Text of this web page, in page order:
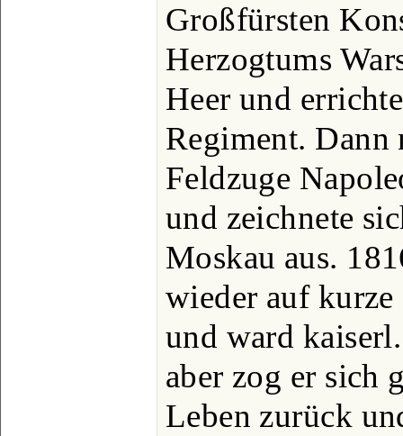
Großfürsten
Herzogtums
Heer und
Regiment. Dann
Feldzuge
und zeichnete
Moskau aus.
wieder auf
und ward
aber zog er sich
Leben zurück